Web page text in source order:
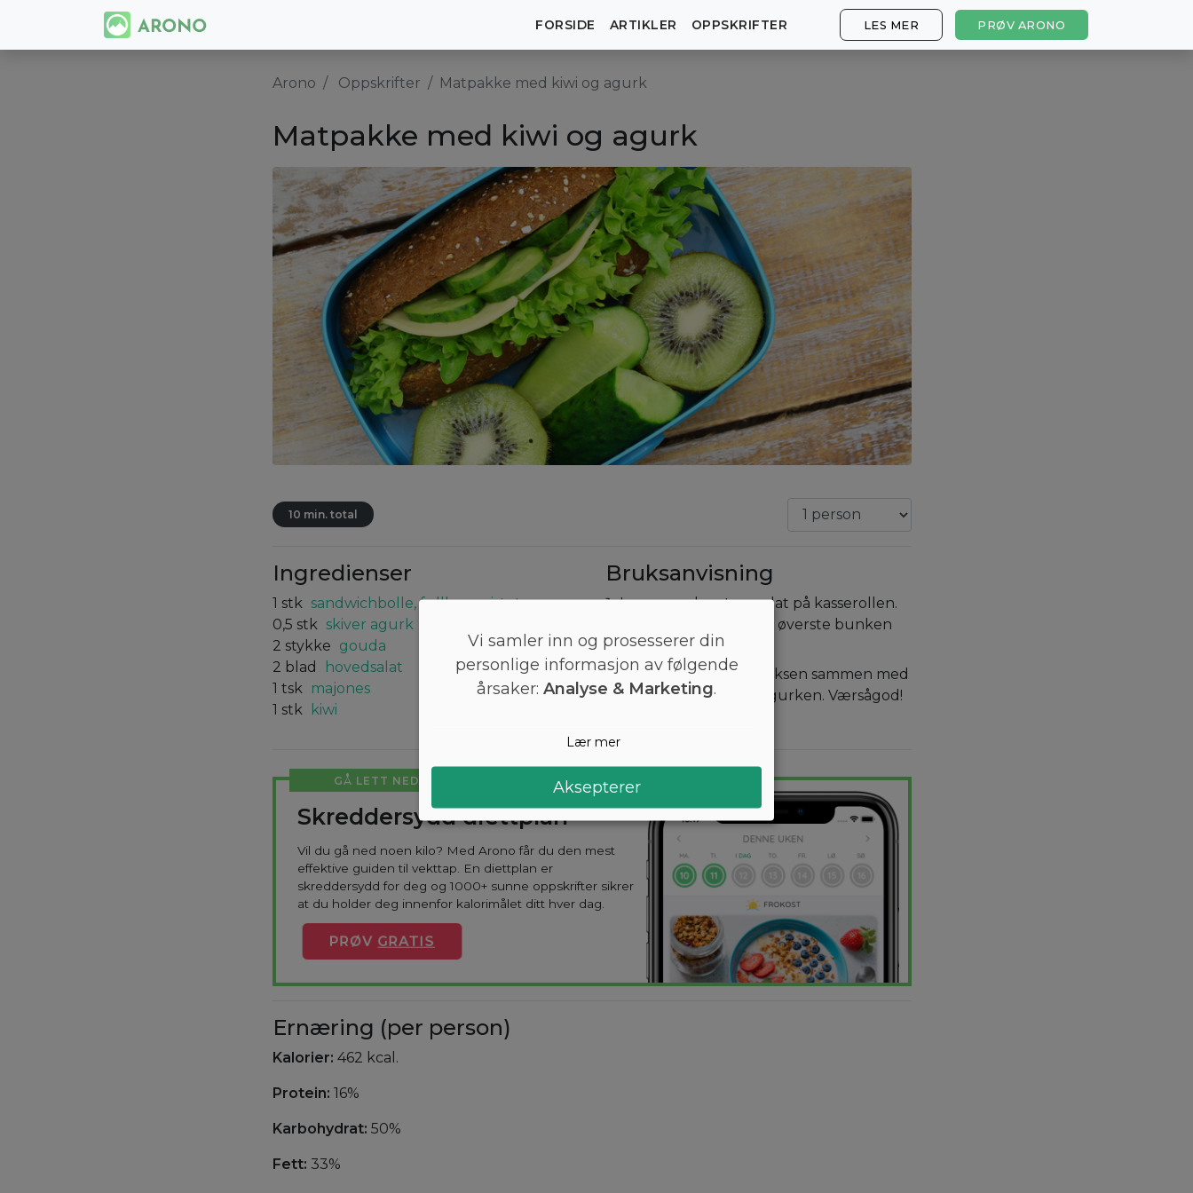
FORSIDE ARTIKLER OPPSKRIFTER LES MER PRØV ARONO
Arono Oppskrifter Matpakke med kiwi og agurk
Matpakke med kiwi og agurk
10 min. total
Ingredienser
1 stk sandwichbolle, fullkorn, ristet
0,5 stk skiver agurk
2 stykke gouda
2 blad
hovedsalat
1 tsk
majones
1 stk kiwi
Bruksanvisning
Legg agurk, ost og salat på kasserollen.
Smør majones på den øverste bunken
og legg den på.
Legg bunken i matboksen sammen med
kiwien og resten av agurken. Værsågod!
GÅ LETT NED I VEKT
Skreddersydd diettplan
Vil du gå ned noen kilo? Med Arono får du den mest
effektive guiden til vekttap. En diettplan er
skreddersydd for deg og 1000+ sunne oppskrifter sikrer
at du holder deg innenfor kalorimålet ditt hver dag.
PRØV GRATIS
Ernæring (per person)
Kalorier: 462 kcal.
Protein: 16%
Karbohydrat: 50%
Fett: 33%
Vi samler inn og prosesserer din
personlige informasjon av følgende
årsaker: Analyse & Marketing.
Lær mer
Aksepterer